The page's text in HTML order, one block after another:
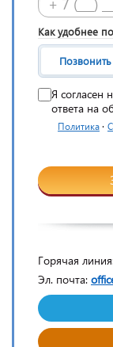
Как удобнее
Позвонить
Я согласен
ответа на
Политика ·
Горячая
Эл. почта: